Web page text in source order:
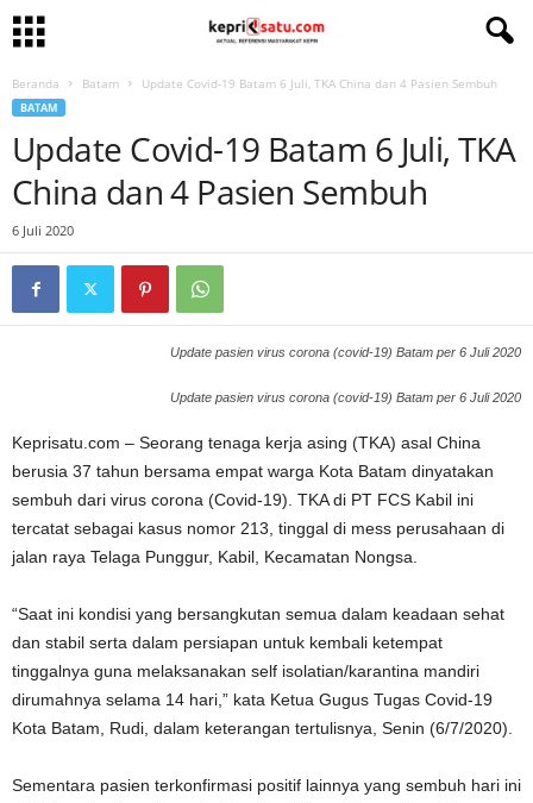
Beranda Batam Update Covid-19 Batam 6 Juli, TKA China dan 4 Pasien Sembuh
BATAM
Update Covid-19 Batam 6 Juli, TKA
China dan 4 Pasien Sembuh
6 Juli 2020
Update pasien virus corona (covid-19) Batam per 6 Juli 2020
Update pasien virus corona (covid-19) Batam per 6 Juli 2020
Keprisatu.com – Seorang tenaga kerja asing (TKA) asal China
berusia 37 tahun bersama empat warga Kota Batam dinyatakan
sembuh dari virus corona (Covid-19). TKA di PT FCS Kabil ini
tercatat sebagai kasus nomor 213, tinggal di mess perusahaan di
jalan raya Telaga Punggur, Kabil, Kecamatan Nongsa.
“Saat ini kondisi yang bersangkutan semua dalam keadaan sehat
dan stabil serta dalam persiapan untuk kembali ketempat
tinggalnya guna melaksanakan self isolatian/karantina mandiri
dirumahnya selama 14 hari,” kata Ketua Gugus Tugas Covid-19
Kota Batam, Rudi, dalam keterangan tertulisnya, Senin (6/7/2020).
Sementara pasien terkonfirmasi positif lainnya yang sembuh hari ini